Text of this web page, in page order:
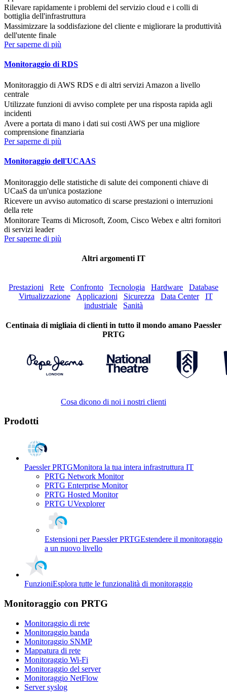
Rilevare rapidamente i problemi del servizio cloud e i colli di
bottiglia dell'infrastruttura
Massimizzare la soddisfazione del cliente e migliorare la produttività
dell'utente finale
Per saperne di più
Monitoraggio di RDS
Monitoraggio di AWS RDS e di altri servizi Amazon a livello
centrale
Utilizzate funzioni di avviso complete per una risposta rapida agli
incidenti
Avere a portata di mano i dati sui costi AWS per una migliore
comprensione finanziaria
Per saperne di più
Monitoraggio dell'UCAAS
Monitoraggio delle statistiche di salute dei componenti chiave di
UCaaS da un'unica postazione
Ricevere un avviso automatico di scarse prestazioni o interruzioni
della rete
Monitorare Teams di Microsoft, Zoom, Cisco Webex e altri fornitori
di servizi leader
Per saperne di più
Altri argomenti IT
Prestazioni Rete Confronto Tecnologia Hardware
Database
Virtualizzazione
Applicazioni Sicurezza Data Center
IT
industriale
Sanità
Centinaia di migliaia di clienti in tutto il mondo amano Paessler
PRTG
Cosa dicono di noi i nostri clienti
Prodotti
Paessler PRTGMonitora la tua intera infrastruttura IT
PRTG Network Monitor
PRTG Enterprise Monitor
PRTG Hosted Monitor
PRTG UVexplorer
Estensioni per Paessler PRTGEstendere il monitoraggio
a un nuovo livello
FunzioniEsplora tutte le funzionalità di monitoraggio
Monitoraggio con PRTG
Monitoraggio di rete
Monitoraggio banda
Monitoraggio SNMP
Mappatura di rete
Monitoraggio Wi-Fi
Monitoraggio del server
Monitoraggio NetFlow
Server syslog